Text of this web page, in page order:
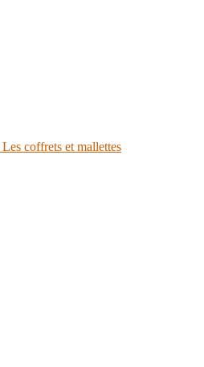
Les coffrets et mallettes